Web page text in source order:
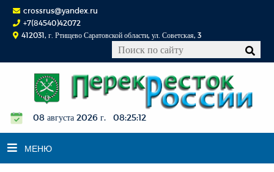
crossrus@yandex.ru
+7(84540)42072
412031, г. Ртищево Саратовской области, ул. Советская, 3
08 августа 2026 г. 08:25:13
МЕНЮ